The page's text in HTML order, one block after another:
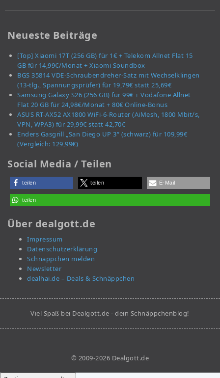
Neueste Beiträge
[Top] Xiaomi 17T (256 GB) für 1€ + Telekom Allnet Flat 15
GB für 14,99€/Monat + Xiaomi Soundbox
BGS 35814 VDE-Schraubendreher-Satz mit Wechselklingen
(13-tlg., Spannungsprüfer) für 19,79€ statt 25,69€
Samsung Galaxy S26 (256 GB) für 99€ + Vodafone Allnet
Flat 20 GB für 24,98€/Monat + 80€ Online-Bonus
ASUS RT-AX52 AX1800 WiFi-6-Router (AiMesh, 1800 Mbit/s,
VPN, WPA3) für 29,99€ statt 42,70€
Enders Gasgrill „San Diego UP 3“ (schwarz) für 109,99€
(Vergleich: 129,99€)
Social Media / Teilen
teilen teilen E-Mail
teilen
Über dealgott.de
Impressum
Datenschutzerklärung
Schnäppchen melden
Newsletter
dealhai.de – Deals & Schnäppchen
Viel Spaß bei Dealgott.de - dein Schnäppchenblog!
© 2009-2026 Dealgott.de